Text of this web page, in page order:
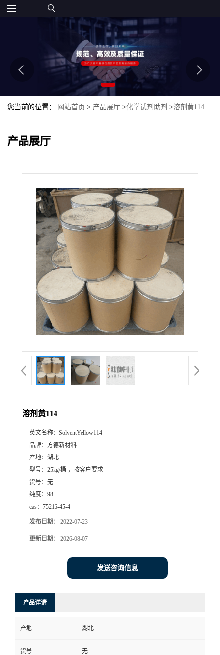
您当前的位置： 网站首页 > 产品展厅 >化学试剂助剂 >溶剂黄114
产品展厅
溶剂黄114
英文名称： SolventYellow114
品牌： 方德新材料
产地： 湖北
型号： 25kg/桶 ，按客户要求
货号： 无
纯度： 98
cas： 75216-45-4
发布日期： 2022-07-23
更新日期： 2026-08-07
发送咨询信息
产品详请
产地 湖北
货号 无